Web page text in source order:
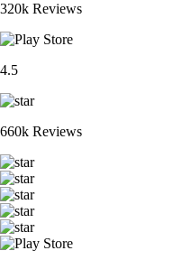
320k Reviews
4.5
660k Reviews